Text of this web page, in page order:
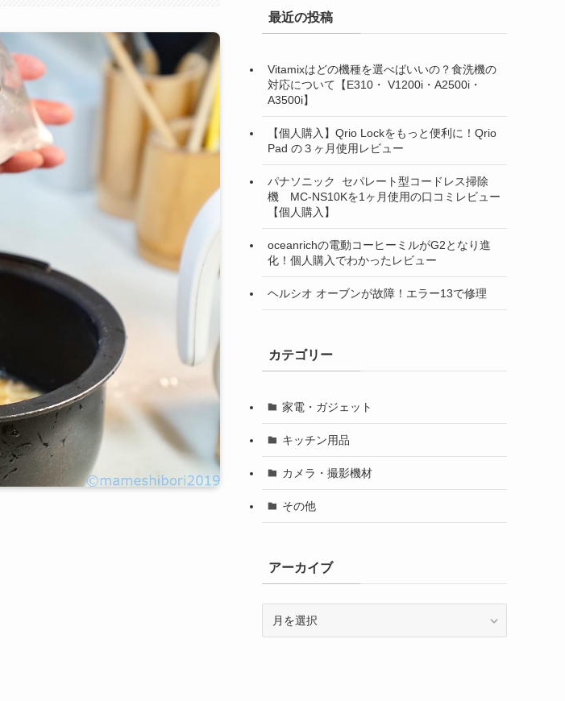
最近の投稿
Vitamixはどの機種を選べばいいの？食洗機の
対応について【E310・ V1200i・A2500i・
A3500i】
【個人購入】Qrio Lockをもっと便利に！Qrio
Pad の３ヶ月使用レビュー
パナソニック セパレート型コードレス掃除
機 MC-NS10Kを1ヶ月使用の口コミレビュー
【個人購入】
oceanrichの電動コーヒーミルがG2となり進
化！個人購入でわかったレビュー
ヘルシオ オーブンが故障！エラー13で修理
カテゴリー
家電・ガジェット
キッチン用品
カメラ・撮影機材
その他
アーカイブ